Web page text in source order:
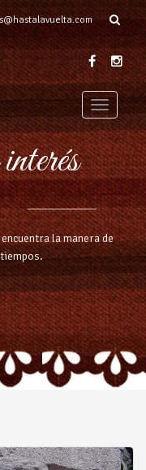
T
o
g
g
l
e
n
a
v
g
a
t
i
o
n
la manera de